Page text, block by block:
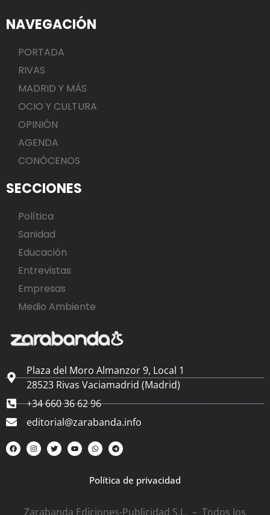
NAVEGACIÓN
PORTADA
RIVAS
MADRID Y MÁS
OCIO Y CULTURA
OPINIÓN
AGENDA
CONÓCENOS
SECCIONES
Política
Sanidad
Educación
Entrevistas
Empresas
Medio Ambiente
Plaza del Moro Almanzor 9, Local 1
28523 Rivas Vaciamadrid (Madrid)
+34 660 36 62 96
editorial@zarabanda.info
Política de privacidad
Zarabanda Ediciones-Publicidad S.L. – Todos los